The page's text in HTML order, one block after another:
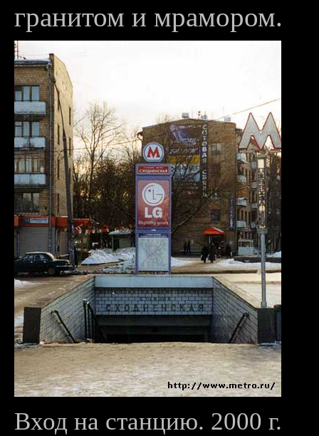
гранитом и мрамором.
Вход на станцию. 2000 г.